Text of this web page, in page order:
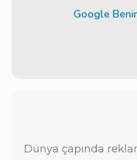
Google
Dünya çapında